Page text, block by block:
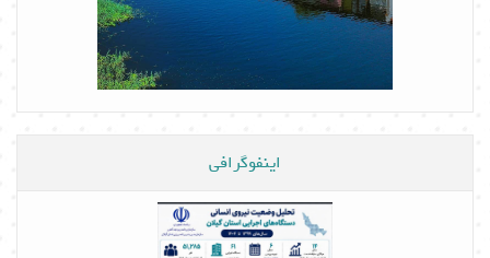
اینفوگرافی